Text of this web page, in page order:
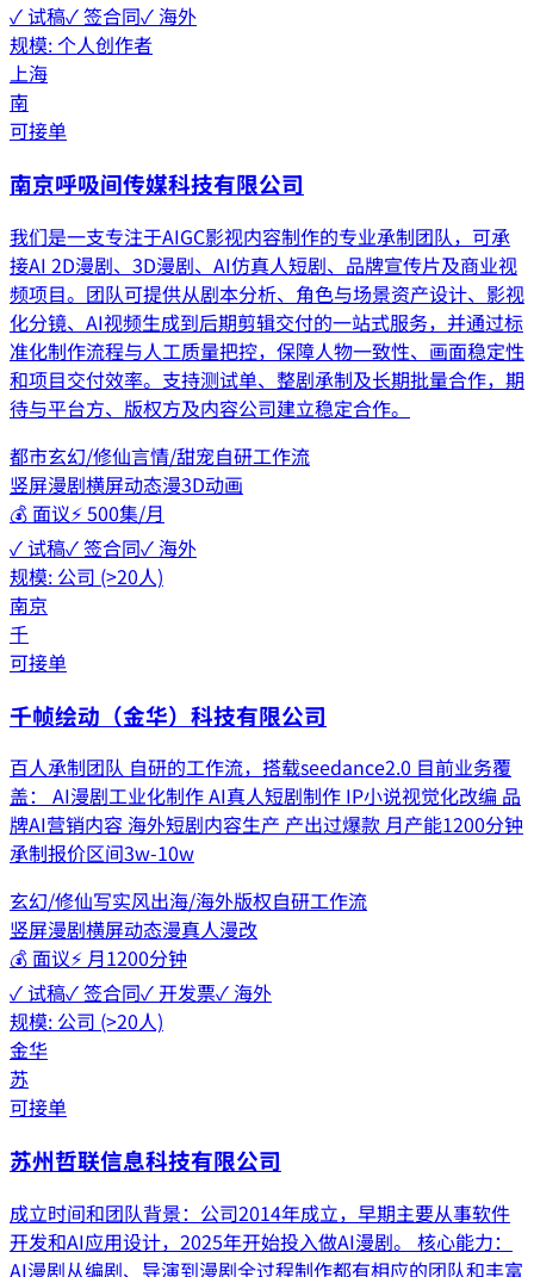
✓ 试稿✓ 签合同✓ 海外
规模:个人创作者
上海
南
可接单
南京呼吸间传媒科技有限公司
我们是一支专注于AIGC影视内容制作的专业承制团队，可承
接AI 2D漫剧、3D漫剧、AI仿真人短剧、品牌宣传片及商业视
频项目。团队可提供从剧本分析、角色与场景资产设计、影视
化分镜、AI视频生成到后期剪辑交付的一站式服务，并通过标
准化制作流程与人工质量把控，保障人物一致性、画面稳定性
和项目交付效率。支持测试单、整剧承制及长期批量合作，期
待与平台方、版权方及内容公司建立稳定合作。
都市玄幻/修仙言情/甜宠自研工作流
竖屏漫剧横屏动态漫3D动画
💰 面议⚡500集/月
✓ 试稿✓ 签合同✓ 海外
规模: 公司 (>20人)
南京
千
可接单
千帧绘动（金华）科技有限公司
百人承制团队 自研的工作流，搭载seedance2.0 目前业务覆
盖： AI漫剧工业化制作 AI真人短剧制作 IP小说视觉化改编 品
牌AI营销内容 海外短剧内容生产 产出过爆款 月产能1200分钟
承制报价区间3w-10w
玄幻/修仙写实风出海/海外版权自研工作流
竖屏漫剧横屏动态漫真人漫改
💰 面议⚡ 月1200分钟
✓ 试稿✓ 签合同✓ 开发票✓ 海外
规模: 公司 (>20人)
金华
苏
可接单
苏州哲联信息科技有限公司
成立时间和团队背景：公司2014年成立，早期主要从事软件
开发和AI应用设计，2025年开始投入做AI漫剧。 核心能力：
AI漫剧从编剧、导演到漫剧全过程制作都有相应的团队和丰富